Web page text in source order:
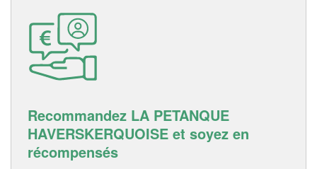
Recommandez LA PETANQUE
HAVERSKERQUOISE et soyez en
récompensés